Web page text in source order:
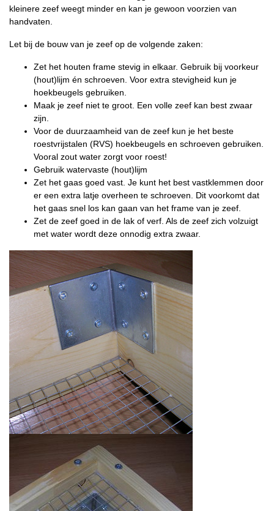
kleinere zeef weegt minder en kan je gewoon voorzien van
handvaten.
Let bij de bouw van je zeef op de volgende zaken:
Zet het houten frame stevig in elkaar. Gebruik bij voorkeur
(hout)lijm én schroeven. Voor extra stevigheid kun je
hoekbeugels gebruiken.
Maak je zeef niet te groot. Een volle zeef kan best zwaar
zijn.
Voor de duurzaamheid van de zeef kun je het beste
roestvrijstalen (RVS) hoekbeugels en schroeven gebruiken.
Vooral zout water zorgt voor roest!
Gebruik watervaste (hout)lijm
Zet het gaas goed vast. Je kunt het best vastklemmen door
er een extra latje overheen te schroeven. Dit voorkomt dat
het gaas snel los kan gaan van het frame van je zeef.
Zet de zeef goed in de lak of verf. Als de zeef zich volzuigt
met water wordt deze onnodig extra zwaar.